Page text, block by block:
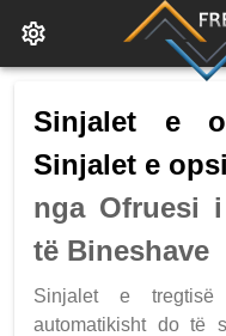
Sinjalet e
Sinjalet e
nga Ofruesi
të Bineshave
Sinjalet e
automatikisht do të